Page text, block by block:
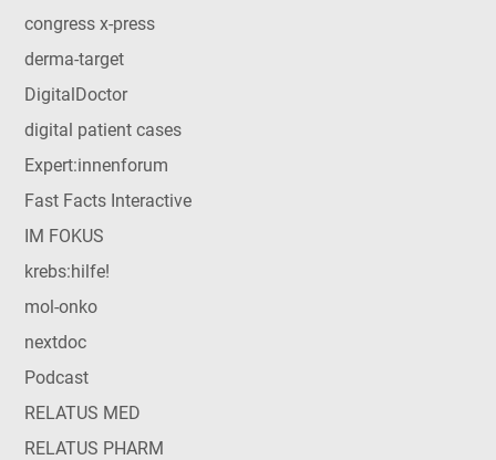
congress x-press
derma-target
DigitalDoctor
digital patient cases
Expert:innenforum
Fast Facts Interactive
IM FOKUS
krebs:hilfe!
mol-onko
nextdoc
Podcast
RELATUS MED
RELATUS PHARM